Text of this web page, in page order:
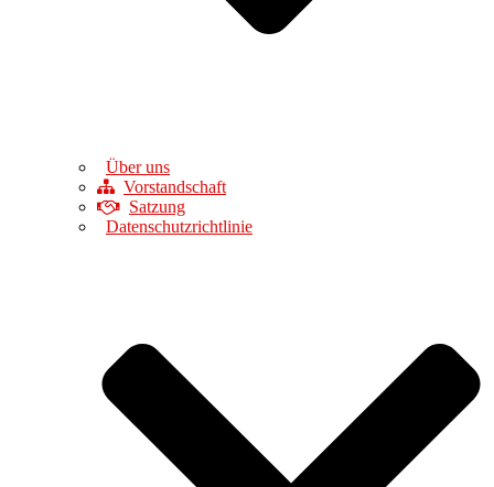
Über uns
Vorstandschaft
Satzung
Datenschutzrichtlinie